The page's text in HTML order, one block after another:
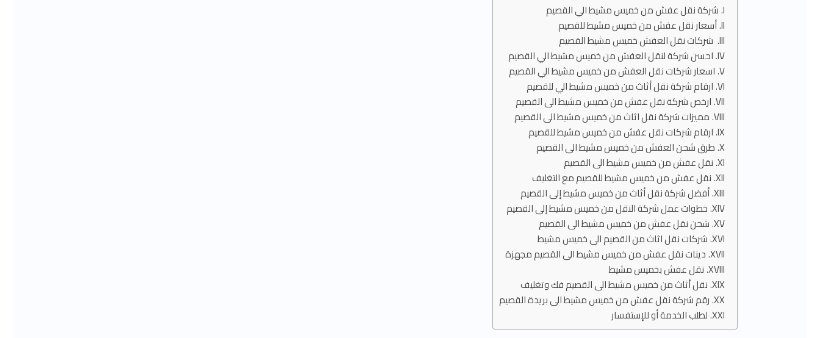
شركة نقل عفش من خميس مشيط الي القصيم
أسعار نقل عفش من خميس مشيط للقصيم
شركات نقل العفش خميس مشيط القصيم
احسن شركة لنقل العفش من خميس مشيط الي القصيم
اسعار شركات نقل العفش من خميس مشيط الي القصيم
ارقام شركة نقل أثاث من خميس مشيط الي للقصيم
ارخص شركة نقل عفش من خميس مشيط الى القصيم
مميزات شركة نقل اثاث من خميس مشيط الى القصيم
ارقام شركات نقل عفش من خميس مشيط للقصيم
طرق شحن العفش من خميس مشيط الى القصيم
نقل عفش من خميس مشيط الى القصيم
نقل عفش من خميس مشيط للقصيم مع التغليف
أفضل شركة نقل أثاث من خميس مشيط إلى القصيم
خطوات عمل شركة النقل من خميس مشيط إلى القصيم
شحن نقل عفش من خميس مشيط الى القصيم
شركات نقل اثاث من القصيم الى خميس مشيط
دينات نقل عفش من خميس مشيط الى القصيم مجهزة
نقل عفش بخميس مشيط
نقل أثاث من خميس مشيط الى القصيم فك وتغليف
رقم شركة نقل عفش من خميس مشيط الى بريدة القصيم
لطلب الخدمة أو للإستفسار